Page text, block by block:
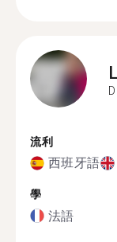
流利
西班牙語
學
法語